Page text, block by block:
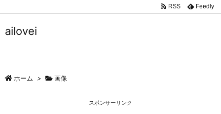
RSS Feedly
ailovei
ホーム > 画像
スポンサーリンク